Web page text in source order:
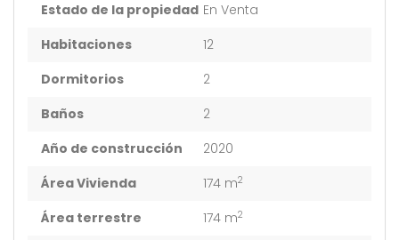
Estado de la propiedad En Venta
Habitaciones
12
Dormitorios
2
Baños
2
Año de construcción
2020
Área Vivienda
174 m2
Área terrestre 174 m2